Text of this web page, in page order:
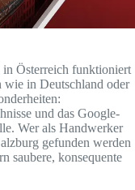
in Österreich funktioniert
wie in Deutschland oder
und das Google-
Wer als Handwerker
gefunden werden
saubere, konsequente